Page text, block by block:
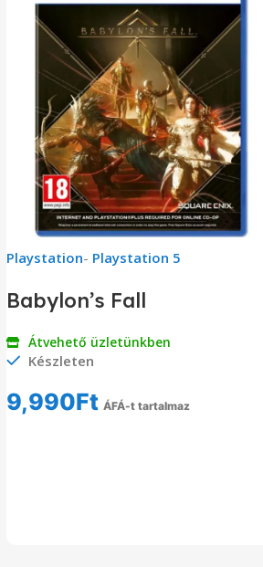
Playstation- Playstation 5
Babylon’s Fall
Átvehető üzletünkben
Készleten
9,990Ft ÁFÁ-t tartalmaz